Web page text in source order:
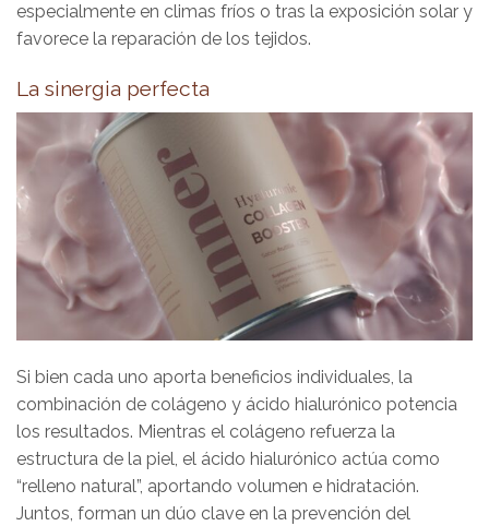
especialmente en climas fríos o tras la exposición solar y
favorece la reparación de los tejidos.
La sinergia perfecta
Si bien cada uno aporta beneficios individuales, la
combinación de colágeno y ácido hialurónico potencia
los resultados. Mientras el colágeno refuerza la
estructura de la piel, el ácido hialurónico actúa como
“relleno natural”, aportando volumen e hidratación.
Juntos, forman un dúo clave en la prevención del